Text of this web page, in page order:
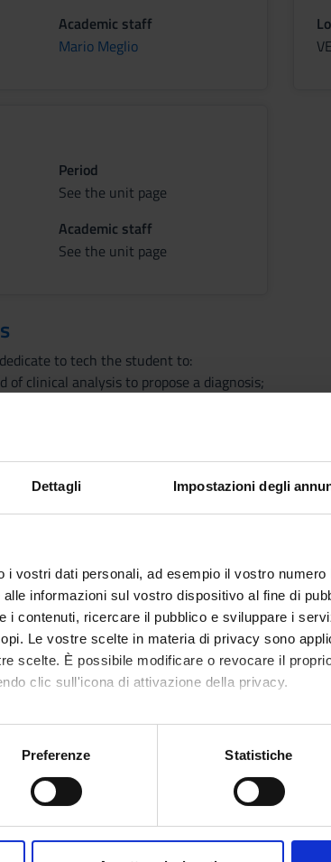
Dettagli Impostazioni degli
i vostri dati personali, ad esempio il vostro
informazioni sul vostro dispositivo al fine di
i contenuti, ricercare il pubblico e sviluppare i
Le vostre scelte in materia di privacy sono
scelte. È possibile modificare o revocare il
clic sull'icona di attivazione della privacy.
tua posizione geografica, con un'approssimazione
qualsiasi momento dalla Dichiarazione sui cookie.
Preferenze Statistiche
Academic staff
Mario Meglio
Period
See the unit page
Academic staff
See the unit page
to tech the student to:
of clinical analysis to propose a diagnosis;
onset, the clinical course, anche the potential
useful to define the diagnosis;
treatments, their duration, follow-up and side